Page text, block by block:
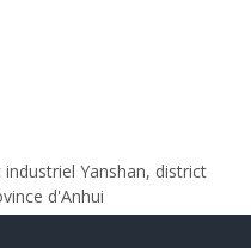
Yanshan, district
d'Anhui